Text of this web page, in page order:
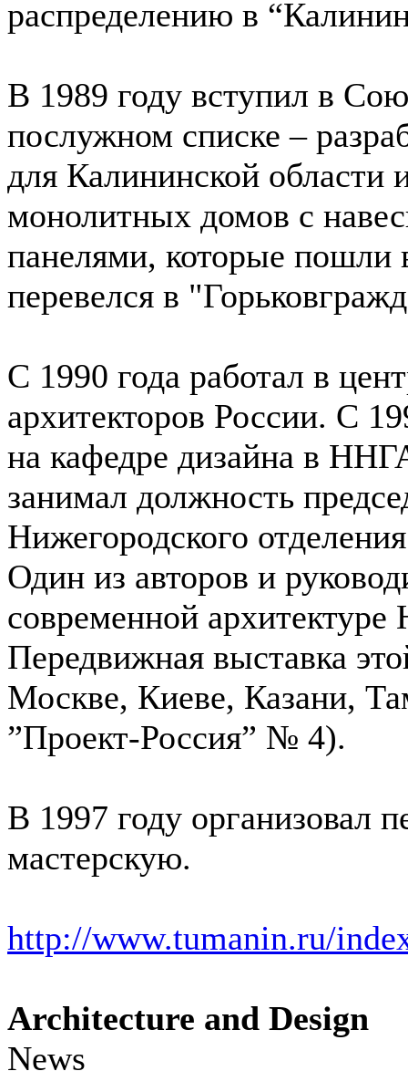
распределению в
В 1989 году вступил в
послужном списке –
для Калининской области
монолитных домов с
панелями, которые пошли
перевелся в
С 1990 года работал в
архитекторов России. С
на кафедре дизайна в
занимал должность
Нижегородского
Один из авторов и
современной
Передвижная выставка
Москве, Киеве, Казани,
”Проект-Россия” № 4).
В 1997 году организовал
мастерскую.
http://www.tumanin.ru/
Architecture and Design
News